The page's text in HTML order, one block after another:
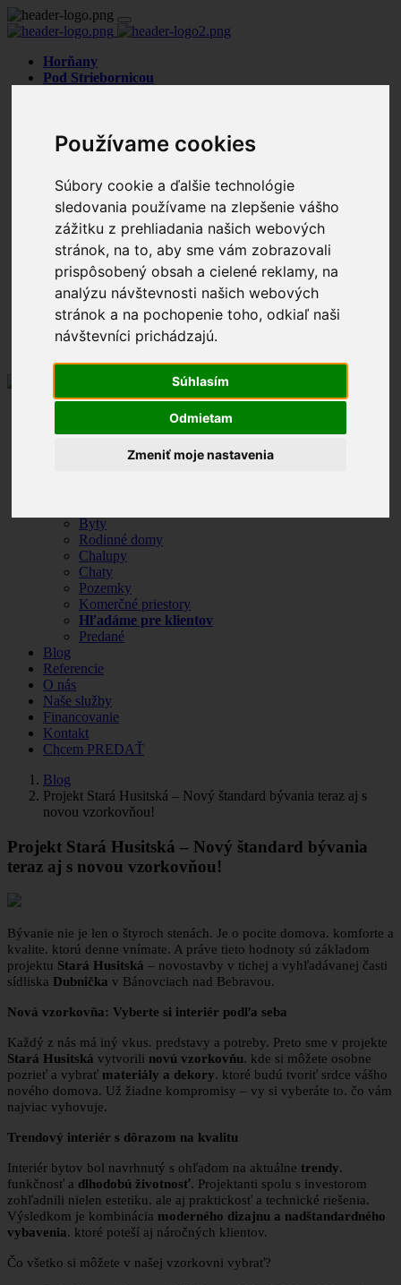
Používame cookies
Súbory cookie a ďalšie technológie
sledovania používame na zlepšenie vášho
zážitku z prehliadania našich webových
stránok, na to, aby sme vám zobrazovali
prispôsobený obsah a cielené reklamy, na
analýzu návštevnosti našich webových
stránok a na pochopenie toho, odkiaľ naši
návštevníci prichádzajú.
Súhlasím
Odmietam
Zmeniť moje nastavenia
Horňany
Pod Striebornicou
Rodinné domy
Pozemky
Komerčné priestory
Hľadáme pre klientov
Predané
Blog
Referencie
O nás
Naše služby
Financovanie
Kontakt
Byty
Rodinné domy
Chalupy
Chaty
Pozemky
Komerčné priestory
Hľadáme pre klientov
Predané
Blog
Referencie
O nás
Naše služby
Financovanie
Kontakt
Chcem PREDAŤ
Blog
Projekt Stará Husitská – Nový štandard bývania teraz aj s
novou vzorkovňou!
Projekt Stará Husitská – Nový štandard bývania
teraz aj s novou vzorkovňou!
Bývanie nie je len o štyroch stenách. Je o pocite domova. komforte a
kvalite. ktorú denne vnímate. A práve tieto hodnoty sú základom
projektu Stará Husitská – novostavby v tichej a vyhľadávanej časti
sídliska Dubnička v Bánovciach nad Bebravou.
Nová vzorkovňa: Vyberte si interiér podľa seba
Každý z nás má iný vkus. predstavy a potreby. Preto sme v projekte
Stará Husitská vytvorili novú vzorkovňu. kde si môžete osobne
pozrieť a vybrať materiály a dekory. ktoré budú tvoriť srdce vášho
nového domova. Už žiadne kompromisy – vy si vyberáte to. čo vám
najviac vyhovuje.
Trendový interiér s dôrazom na kvalitu
Interiér bytov bol navrhnutý s ohľadom na aktuálne trendy.
funkčnosť a dlhodobú životnosť. Projektanti spolu s investorom
zohľadnili nielen estetiku. ale aj praktickosť a technické riešenia.
Výsledkom je kombinácia moderného dizajnu a nadštandardného
vybavenia. ktoré poteší aj náročných klientov.
Čo všetko si môžete v našej vzorkovni vybrať?